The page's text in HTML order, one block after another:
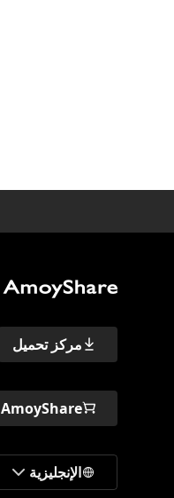
مركز تحميل
AmoyShare المتجر
الإنجليزية